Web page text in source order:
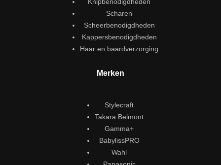
Scharen
Scheerbenodigdheden
Kappersbenodigdheden
Haar en baardverzorging
Merken
Stylecraft
Takara Belmont
Gamma+
BabylissPRO
Wahl